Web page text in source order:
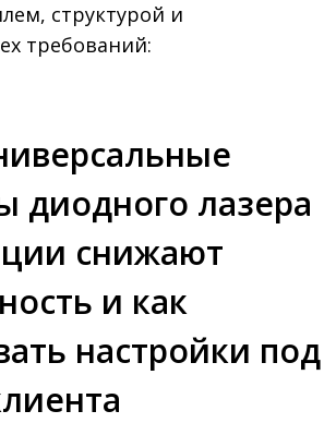
структурой и
требований:
диодного лазера
снижают
и как
настройки под